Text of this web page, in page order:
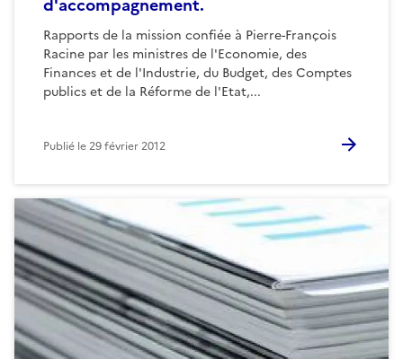
Rapports de la mission confiée à Pierre-François
Racine par les ministres de l'Economie, des
Finances et de l'Industrie, du Budget, des Comptes
publics et de la Réforme de l'Etat,...
Publié le29 février 2012